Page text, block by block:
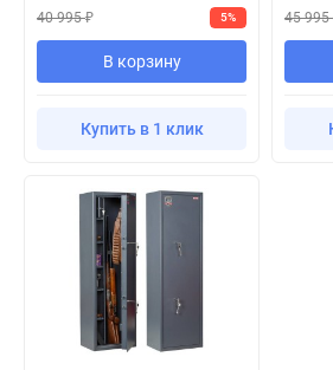
40 995₽ 5%
В корзину
Купить в 1 клик
45 995